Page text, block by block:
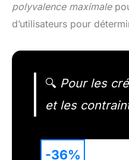
polyvalence maximale
d’utilisateurs pour
🔍 Pour les
et les
-36%